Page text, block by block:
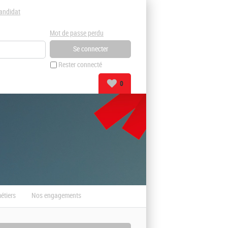
Rester connecté
Mot de passe perdu
0
Nos engagements